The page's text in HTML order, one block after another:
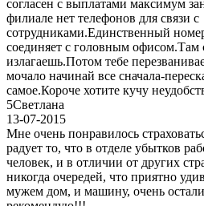
согласен с выплатами максимум
филиале нет телефонов для связи с
сотрудниками.Единственный
соединяет с головным офисом.Там
излагаешь.Потом тебе
мочало начинай все сначала-
самое.Короче хотите кучу
5Светлана
13-07-2015
Мне очень понравилось
радует то, что в отделе убытков
человек, и в отличии от других
никогда очередей, что приятно
мужем дом, и машину, очень